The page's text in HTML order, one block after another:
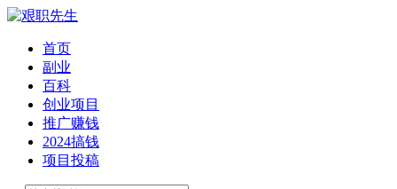
首页
副业
百科
创业项目
推广赚钱
2024搞钱
项目投稿